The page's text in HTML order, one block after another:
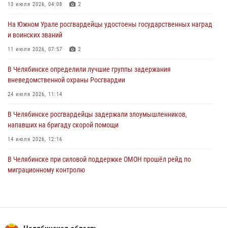
подозреваемого в совершении убийства
В Челябинской области росгвардейцами по горячим следам
задержан подозреваемый в грабеже
13 июля 2026, 04:08 2
На Южном Урале росгвардейцы удостоены государственных наград
и воинских званий
11 июля 2026, 07:57 2
В Челябинске определили лучшие группы задержания
вневедомственной охраны Росгвардии
24 июля 2026, 11:14
В Челябинске росгвардейцы задержали злоумышленников,
напавших на бригаду скорой помощи
14 июля 2026, 12:16
В Челябинске при силовой поддержке ОМОН прошёл рейд по
миграционному контролю